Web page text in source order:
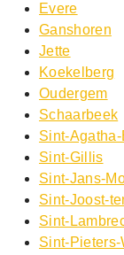
Evere
Ganshoren
Jette
Koekelberg
Oudergem
Schaarbeek
Sint-
Sint-Gillis
Sint-Jans-
Sint-Joost-
Sint-
Sint-